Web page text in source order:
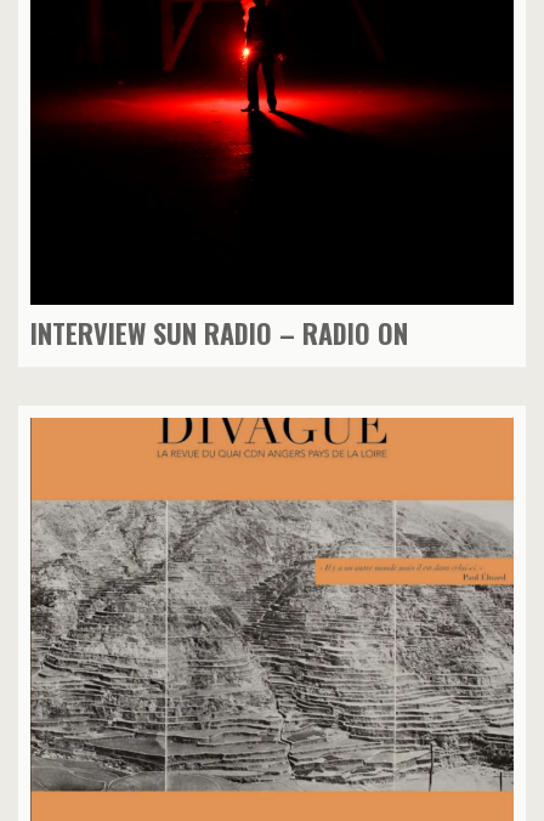
INTERVIEW SUN RADIO – RADIO ON